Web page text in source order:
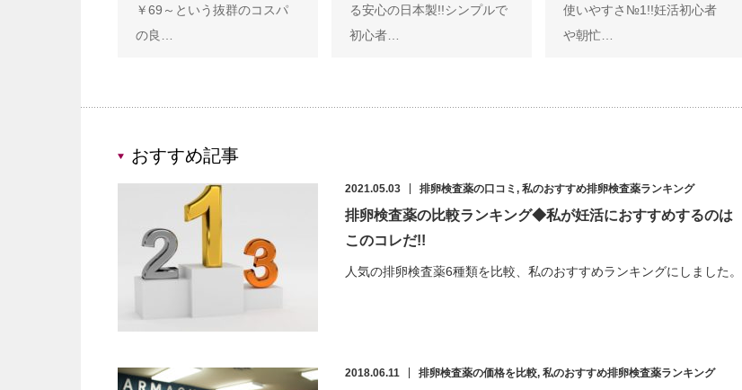
￥69～という抜群のコスパ
の良…
る安心の日本製!!シンプルで
初心者…
使いやすさ№1!!妊活初心者
や朝忙…
おすすめ記事
2021.05.03 排卵検査薬の口コミ , 私のおすすめ排卵検査薬ランキング
排卵検査薬の比較ランキング◆私が妊活におすすめするのは
このコレだ!!
人気の排卵検査薬6種類を比較、私のおすすめランキングにしました。
2018.06.11 排卵検査薬の価格を比較, 私のおすすめ排卵検査薬ランキング